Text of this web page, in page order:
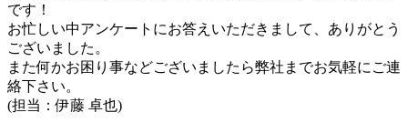
です！
お忙しい中アンケートにお答えいただきまして、ありがとう
ございました。
また何かお困り事などございましたら弊社までお気軽にご連
絡下さい。
(担当：伊藤 卓也)